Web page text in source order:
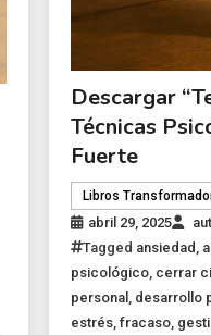
Descargar
Técnicas
Fuerte
Libros
abril 29, 2025
Tagged ansiedad ,
psicológico, cerrar
personal , desarrollo
estrés, fracaso,